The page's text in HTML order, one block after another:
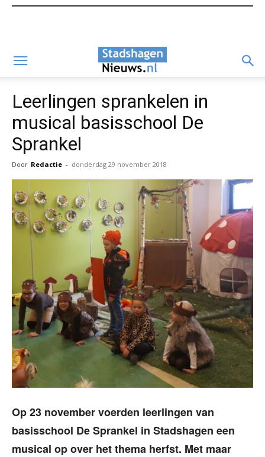
Leerlingen sprankelen in
musical basisschool De
Sprankel
Door Redactie - donderdag 29 november 2018
Op 23 november voerden leerlingen van
basisschool De Sprankel in Stadshagen een
musical op over het thema herfst. Met maar